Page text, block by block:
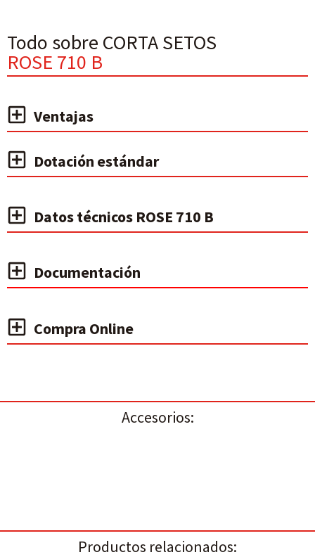
Todo sobre CORTA SETOS
ROSE 710 B
Ventajas
Dotación estándar
Datos técnicos ROSE 710 B
Documentación
Compra Online
Accesorios:
Productos relacionados: